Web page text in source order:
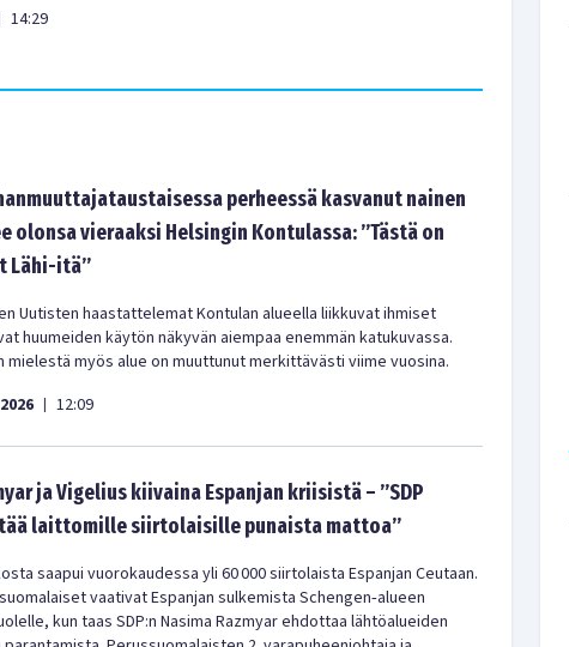
14:29
perheessä kasvanut nainen
olonsa vieraaksi Helsingin Kontulassa: ”Tästä on
Lähi-itä”
Uutisten haastattelemat Kontulan alueella liikkuvat ihmiset
huumeiden käytön näkyvän aiempaa enemmän katukuvassa.
mielestä myös alue on muuttunut merkittävästi viime vuosina.
| 12:09
ja Vigelius kiivaina Espanjan kriisistä – ”SDP
laittomille siirtolaisille punaista mattoa”
saapui vuorokaudessa yli 60 000 siirtolaista Espanjan Ceutaan.
vaativat Espanjan sulkemista Schengen‑alueen
kun taas SDP:n Nasima Razmyar ehdottaa lähtöalueiden